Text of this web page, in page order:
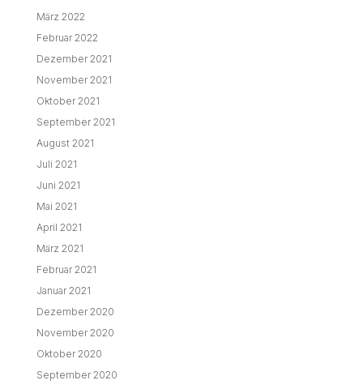
März 2022
Februar 2022
Dezember 2021
November 2021
Oktober 2021
September 2021
August 2021
Juli 2021
Juni 2021
Mai 2021
April 2021
März 2021
Februar 2021
Januar 2021
Dezember 2020
November 2020
Oktober 2020
September 2020